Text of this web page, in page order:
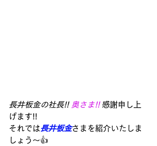
長井板金の社長!! 奥さま!! 感謝申し上
げます!!
それでは長井板金さまを紹介いたしま
しょう～👍